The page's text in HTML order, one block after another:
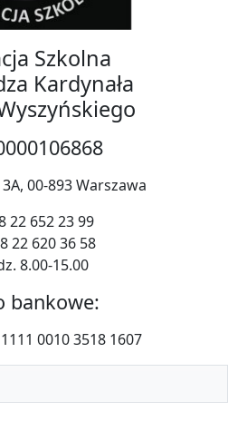
Szkolna
Kardynała
00-893 Warszawa
22 652 23 99
22 620 36 58
8.00-15.00
bankowe:
0010 3518 1607